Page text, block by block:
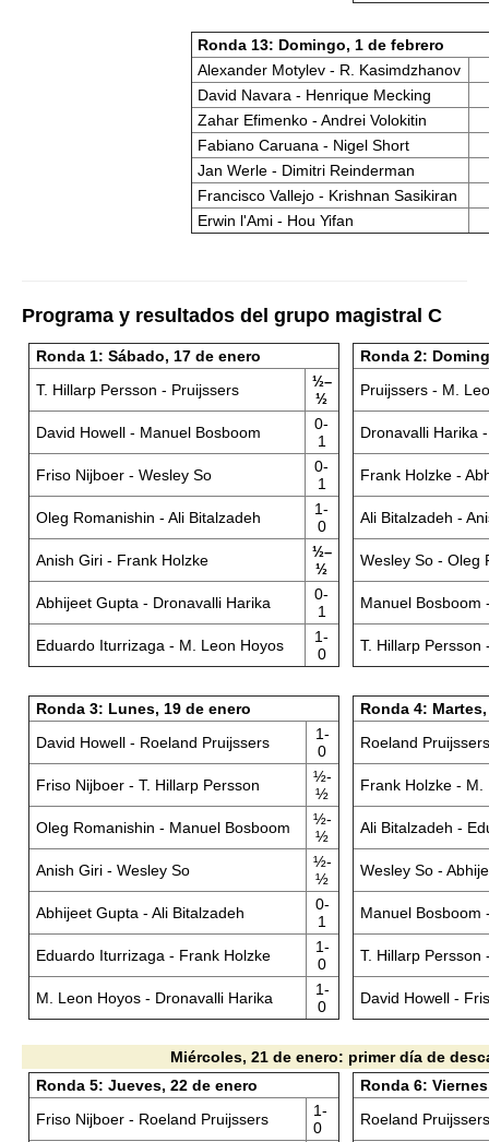
Ronda 13: Domingo, 1 de febrero
Alexander Motylev - R. Kasimdzhanov
David Navara - Henrique Mecking
Zahar Efimenko - Andrei Volokitin
Fabiano Caruana - Nigel Short
Jan Werle - Dimitri Reinderman
Francisco Vallejo - Krishnan Sasikiran
Erwin l'Ami - Hou Yifan
Programa y resultados del grupo magistral C
Ronda 1: Sábado, 17 de enero
T. Hillarp Persson - Pruijssers
½–
½
David Howell - Manuel Bosboom
0-
1
Friso Nijboer - Wesley So
0-
1
Oleg Romanishin - Ali Bitalzadeh
1-
0
Anish Giri - Frank Holzke
½–
½
Abhijeet Gupta - Dronavalli Harika
0-
1
Eduardo Iturrizaga - M. Leon Hoyos
1-
0
Ronda 2:
Pruijssers - M.
Dronavalli Harika
Frank Holzke -
Ali Bitalzadeh -
Wesley So - Oleg
Manuel Bosboom
T. Hillarp Persson
Ronda 3: Lunes, 19 de enero
David Howell - Roeland Pruijssers
1-
0
Friso Nijboer - T. Hillarp Persson
½-
½
Oleg Romanishin - Manuel Bosboom
½-
½
Anish Giri - Wesley So
½-
½
Abhijeet Gupta - Ali Bitalzadeh
0-
1
Eduardo Iturrizaga - Frank Holzke
1-
0
M. Leon Hoyos - Dronavalli Harika
1-
0
Ronda 4:
Roeland
Frank Holzke - M.
Ali Bitalzadeh -
Wesley So -
Manuel Bosboom
T. Hillarp Persson
David Howell -
Miércoles, 21 de enero: primer día de
Ronda 5: Jueves, 22 de enero
Friso Nijboer - Roeland Pruijssers
1-
0
Ronda 6:
Roeland